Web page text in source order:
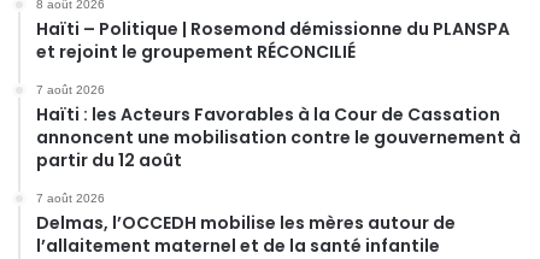
8 août 2026
Haïti – Politique | Rosemond démissionne du PLANSPA
et rejoint le groupement RÉCONCILIÉ
7 août 2026
Haïti : les Acteurs Favorables à la Cour de Cassation
annoncent une mobilisation contre le gouvernement à
partir du 12 août
7 août 2026
Delmas, l’OCCEDH mobilise les mères autour de
l’allaitement maternel et de la santé infantile